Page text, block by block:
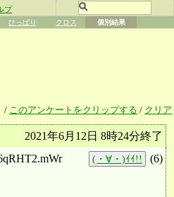
プ
ひっぱり クロス 個別結果
/ このアンケートをクリップする / クリア
2021年6月12日 8時24分終了
(・∀・)ｲｲ!! (6)